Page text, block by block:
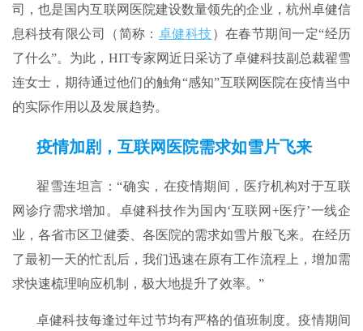
司，也是国内互联网医院建设数量领先的企业，杭州卓健信
息科技有限公司（简称： 卓健科技）在春节期间一定“经历
了什么”。为此，HIT专家网近日采访了卓健科技副总裁翟雪
连女士，期待通过他们的触角“感知”互联网医院在疫情当中
的实际作用以及发展趋势。
疫情加剧，互联网医院需求如雪片飞来
翟雪连坦言：“确实，在疫情期间，医疗机构对于互联
网诊疗需求增加。卓健科技作为国内‘互联网+医疗’一线企
业，各省市区卫健委、各医院的需求如雪片般飞来。在经历
了最初一天的忙乱后，我们迅速在原有工作流程上，增加需
求快速梳理响应机制，极大地提升了效率。”
卓健科技每逢过年过节均有严格的值班制度。疫情期间